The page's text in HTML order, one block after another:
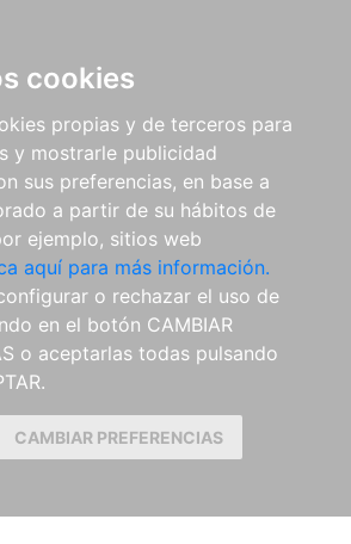
cookies
propias y de terceros para
y mostrarle publicidad
sus preferencias, en base a
a partir de su hábitos de
ejemplo, sitios web
aquí para más información.
o rechazar el uso de
en el botón CAMBIAR
o aceptarlas todas pulsando
CAMBIAR PREFERENCIAS